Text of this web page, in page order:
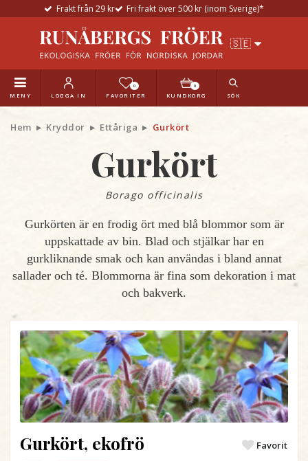
Frakt från 29 kr Fri frakt över 500 kr (inom Sverige)*
MENY LOGGA IN
0
FAVORITER
0
KUNDKORG SÖK
Hem Kryddor Ettåriga Gurkört
Gurkört
Borago officinalis
Gurkörten är en frodig ört med blå blommor som är
uppskattade av bin. Blad och stjälkar har en
gurkliknande smak och kan användas i bland annat
sallader och té. Blommorna är fina som dekoration i mat
och bakverk.
Gurkört, ekofrö Favorit